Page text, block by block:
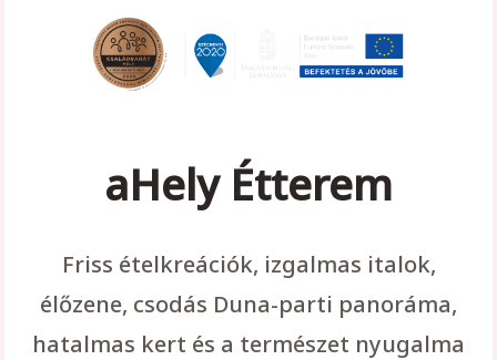
aHely Étterem
Friss ételkreációk, izgalmas italok,
élőzene, csodás Duna-parti panoráma,
hatalmas kert és a természet nyugalma